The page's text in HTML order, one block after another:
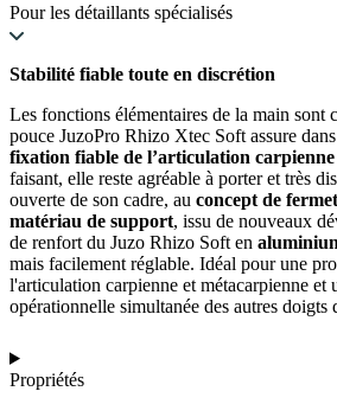
Pour les détaillants spécialisés
Stabilité fiable toute en discrétion
Les fonctions élémentaires de la main sont
pouce JuzoPro Rhizo Xtec Soft assure
fixation fiable de l’articulation
faisant, elle reste agréable à porter et très
ouverte de son cadre, au concept de
matériau de support, issu de nouveaux
de renfort du Juzo Rhizo Soft en
mais facilement réglable. Idéal pour une
l'articulation carpienne et métacarpienne et
opérationnelle simultanée des autres doigts
Propriétés